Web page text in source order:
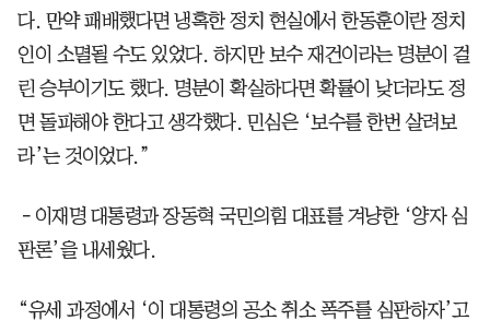
다. 만약 패배했다면 냉혹한 정치 현실에서 한동훈이란 정치
인이 소멸될 수도 있었다. 하지만 보수 재건이라는 명분이 걸
린 승부이기도 했다. 명분이 확실하다면 확률이 낮더라도 정
면 돌파해야 한다고 생각했다. 민심은 ‘보수를 한번 살려보
라’는 것이었다.”
－이재명 대통령과 장동혁 국민의힘 대표를 겨냥한 ‘양자 심
판론’을 내세웠다.
“유세 과정에서 ‘이 대통령의 공소 취소 폭주를 심판하자’고